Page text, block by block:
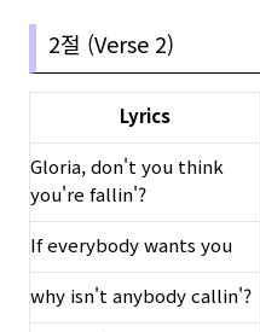
2절 (Verse 2)
Lyrics
Gloria, don't you think
you're fallin'?
If everybody wants you
why isn't anybody callin'?